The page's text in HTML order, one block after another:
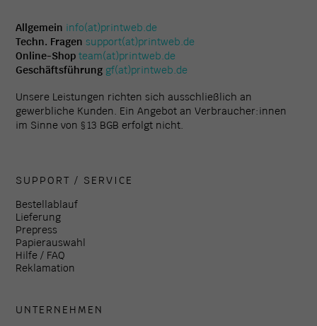
Allgemein info(at)printweb.de
Techn. Fragen support(at)printweb.de
Online-Shop team(at)printweb.de
Geschäftsführung gf(at)printweb.de
Unsere Leistungen richten sich ausschließlich an
gewerbliche Kunden. Ein Angebot an Verbraucher:innen
im Sinne von § 13 BGB erfolgt nicht.
SUPPORT / SERVICE
Bestellablauf
Lieferung
Prepress
Papierauswahl
Hilfe / FAQ
Reklamation
UNTERNEHMEN